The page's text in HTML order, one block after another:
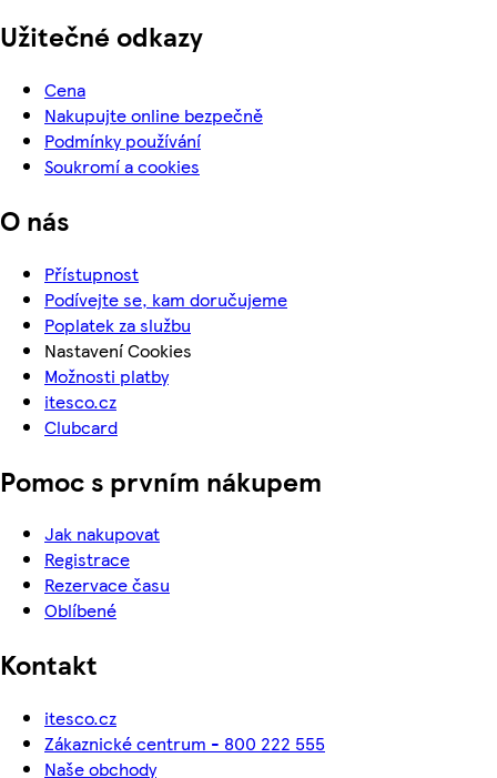
Užitečné odkazy
Cena
Nakupujte online bezpečně
Podmínky používání
Soukromí a cookies
O nás
Přístupnost
Podívejte se, kam doručujeme
Poplatek za službu
Nastavení Cookies
Možnosti platby
itesco.cz
Clubcard
Pomoc s prvním nákupem
Jak nakupovat
Registrace
Rezervace času
Oblíbené
Kontakt
itesco.cz
Zákaznické centrum - 800 222 555
Naše obchody